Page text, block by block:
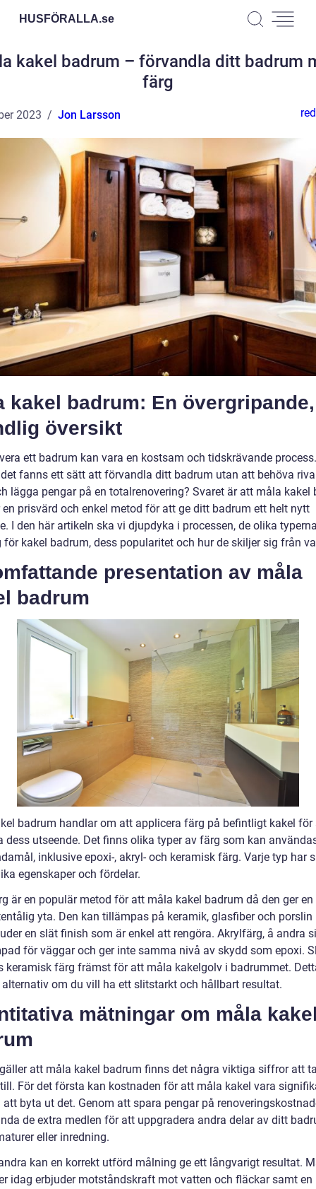
HUSFÖRALLA.se
kakel badrum – förvandla ditt badrum
färg
2023 Jon Larsson
kakel badrum: En övergripande,
översikt
ett badrum kan vara en kostsam och tidskrävande
fanns ett sätt att förvandla ditt badrum utan att behöva
lägga pengar på en totalrenovering? Svaret är att måla kakel
en prisvärd och enkel metod för att ge ditt badrum ett helt nytt
I den här artikeln ska vi djupdyka i processen, de olika
kakel badrum, dess popularitet och hur de skiljer sig från
presentation av måla
badrum
badrum handlar om att applicera färg på befintligt kakel för
dess utseende. Det finns olika typer av färg som kan
inklusive epoxi-, akryl- och keramisk färg. Varje typ har
egenskaper och fördelar.
är en populär metod för att måla kakel badrum då den ger
yta. Den kan tillämpas på keramik, glasfiber och porslin
en slät finish som är enkel att rengöra. Akrylfärg, å andra
för väggar och ger inte samma nivå av skydd som epoxi.
keramisk färg främst för att måla kakelgolv i badrummet.
om du vill ha ett slitstarkt och hållbart resultat.
mätningar om måla
att måla kakel badrum finns det några viktiga siffror att
För det första kan kostnaden för att måla kakel vara
att byta ut det. Genom att spara pengar på
de extra medlen för att uppgradera andra delar av ditt
eller inredning.
kan en korrekt utförd målning ge ett långvarigt resultat.
idag erbjuder motståndskraft mot vatten och fläckar samt en